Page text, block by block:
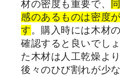
材の密度も重要で、
感のあるものは密度
す。購入時には木材
確認すると良いでし
た木材は人工乾燥よ
後々のひび割れが少